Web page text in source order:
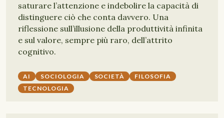
saturare l’attenzione e indebolire la capacità di
distinguere ciò che conta davvero. Una
riflessione sull’illusione della produttività infinita
e sul valore, sempre più raro, dell’attrito
cognitivo.
AI SOCIOLOGIA SOCIETÀ
FILOSOFIA
TECNOLOGIA